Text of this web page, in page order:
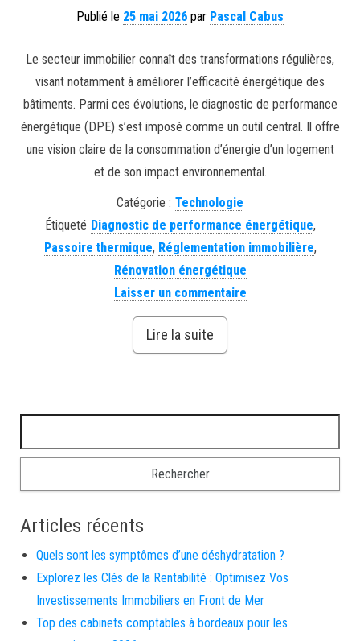
Publié le 25 mai 2026 par Pascal Cabus
Le secteur immobilier connaît des transformations régulières,
visant notamment à améliorer l’efficacité énergétique des
bâtiments. Parmi ces évolutions, le diagnostic de performance
énergétique (DPE) s’est imposé comme un outil central. Il offre
une vision claire de la consommation d’énergie d’un logement
et de son impact environnemental.
Catégorie : Technologie
Étiqueté Diagnostic de performance énergétique,
Passoire thermique, Réglementation immobilière,
Rénovation énergétique
Laisser un commentaire
Lire la suite
Articles récents
Quels sont les symptômes d’une déshydratation ?
Explorez les Clés de la Rentabilité : Optimisez Vos
Investissements Immobiliers en Front de Mer
Top des cabinets comptables à bordeaux pour les